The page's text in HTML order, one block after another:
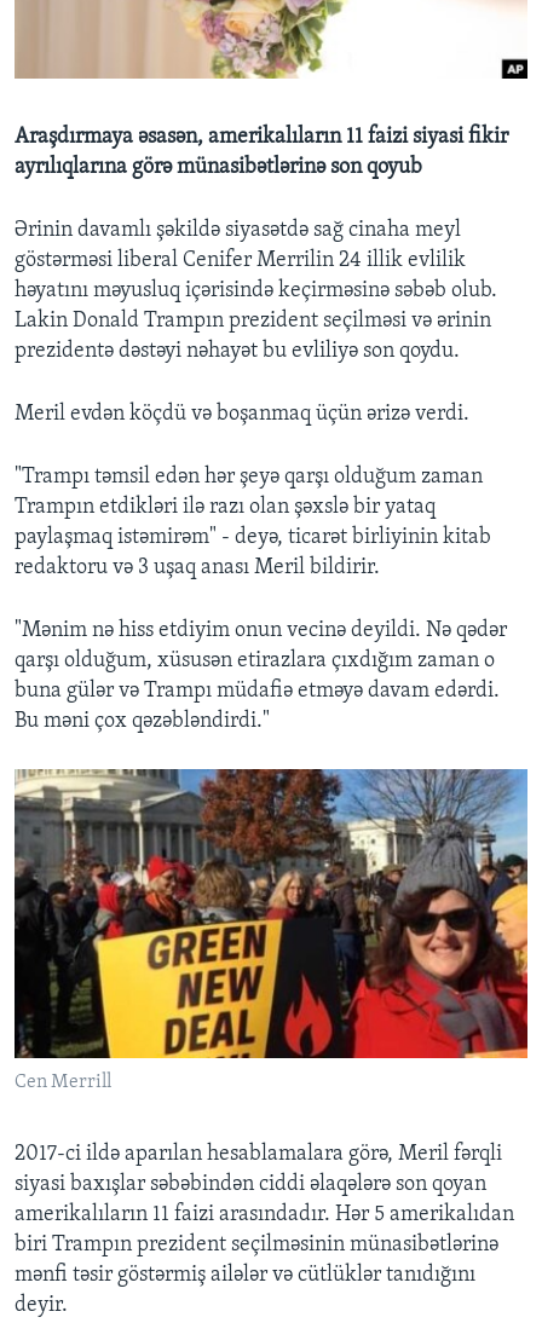
Dillər
Araşdırmaya əsasən, amerikalıların 11 faizi siyasi fikir
ayrılıqlarına görə münasibətlərinə son qoyub
Ərinin davamlı şəkildə siyasətdə sağ cinaha meyl
göstərməsi liberal Cenifer Merrilin 24 illik evlilik
həyatını məyusluq içərisində keçirməsinə səbəb olub.
Lakin Donald Trampın prezident seçilməsi və ərinin
prezidentə dəstəyi nəhayət bu evliliyə son qoydu.
Meril evdən köçdü və boşanmaq üçün ərizə verdi.
"Trampı təmsil edən hər şeyə qarşı olduğum zaman
Trampın etdikləri ilə razı olan şəxslə bir yataq
paylaşmaq istəmirəm" - deyə, ticarət birliyinin kitab
redaktoru və 3 uşaq anası Meril bildirir.
"Mənim nə hiss etdiyim onun vecinə deyildi. Nə qədər
qarşı olduğum, xüsusən etirazlara çıxdığım zaman o
buna gülər və Trampı müdafiə etməyə davam edərdi.
Bu məni çox qəzəbləndirdi."
Cen Merrill
2017-ci ildə aparılan hesablamalara görə, Meril fərqli
siyasi baxışlar səbəbindən ciddi əlaqələrə son qoyan
amerikalıların 11 faizi arasındadır. Hər 5 amerikalıdan
biri Trampın prezident seçilməsinin münasibətlərinə
mənfi təsir göstərmiş ailələr və cütlüklər tanıdığını
deyir.